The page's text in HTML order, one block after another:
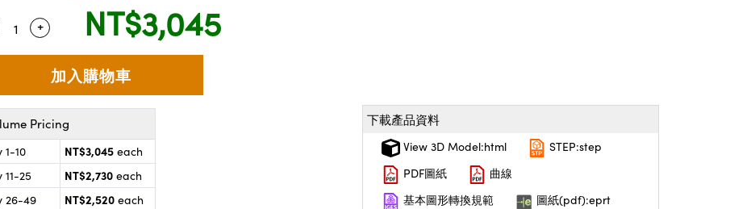
Selector
Use the plus and minus buttons to adjust the quantity.
+ NT$3,045
Pricing
1-10 NT$3,045 each
11-25
NT$2,730 each
26-49
NT$2,520 each
下載產品資料
View 3D Model:html
STEP:step
PDF圖紙
曲線
基本圖形轉換規範
圖紙(pdf):eprt